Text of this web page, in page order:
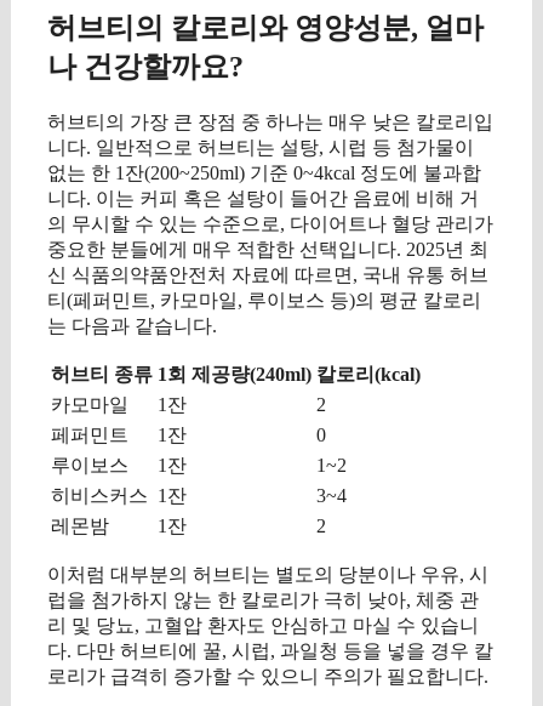
허브티의 칼로리와 영양성분, 얼마
나 건강할까요?
허브티의 가장 큰 장점 중 하나는 매우 낮은 칼로리입
니다. 일반적으로 허브티는 설탕, 시럽 등 첨가물이
없는 한 1잔(200~250ml) 기준 0~4kcal 정도에 불과합
니다. 이는 커피 혹은 설탕이 들어간 음료에 비해 거
의 무시할 수 있는 수준으로, 다이어트나 혈당 관리가
중요한 분들에게 매우 적합한 선택입니다. 2025년 최
신 식품의약품안전처 자료에 따르면, 국내 유통 허브
티(페퍼민트, 카모마일, 루이보스 등)의 평균 칼로리
는 다음과 같습니다.
허브티 종류 1회 제공량(240ml) 칼로리(kcal)
카모마일
1잔
2
페퍼민트
1잔
0
루이보스
1잔
1~2
히비스커스 1잔
3~4
레몬밤
1잔 2
이처럼 대부분의 허브티는 별도의 당분이나 우유, 시
럽을 첨가하지 않는 한 칼로리가 극히 낮아, 체중 관
리 및 당뇨, 고혈압 환자도 안심하고 마실 수 있습니
다. 다만 허브티에 꿀, 시럽, 과일청 등을 넣을 경우 칼
로리가 급격히 증가할 수 있으니 주의가 필요합니다.